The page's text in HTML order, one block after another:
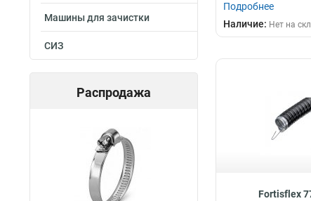
Машины для зачистки
СИЗ
Распродажа
Подробнее
Наличие: Нет на
Fortisflex